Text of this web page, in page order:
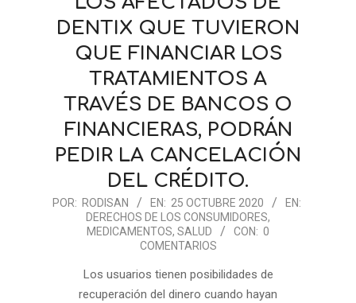
DENTIX QUE TUVIERON
QUE FINANCIAR LOS
TRATAMIENTOS A
TRAVÉS DE BANCOS O
FINANCIERAS, PODRÁN
PEDIR LA CANCELACIÓN
DEL CRÉDITO.
2020-
POR: RODISAN EN: 25 OCTUBRE 2020
EN:
DERECHOS DE LOS CONSUMIDORES,
MEDICAMENTOS, SALUD CON: 0
COMENTARIOS
Los usuarios tienen posibilidades de
recuperación del dinero cuando hayan